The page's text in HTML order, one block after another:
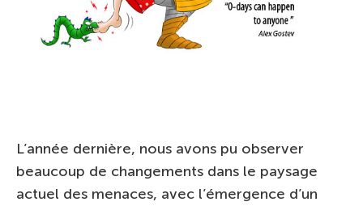
L’année dernière, nous avons pu observer
beaucoup de changements dans le paysage
actuel des menaces, avec l’émergence d’un